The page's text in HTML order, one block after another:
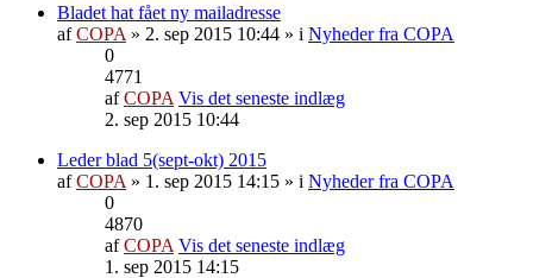
Bladet hat fået ny mailadresse
afCOPA » 2. sep 2015 10:44 » i Nyheder fra COPA
0
4771
afCOPA Vis det seneste indlæg
2. sep 2015 10:44
Leder blad 5(sept-okt) 2015
afCOPA » 1. sep 2015 14:15 » i Nyheder fra COPA
0
4870
afCOPA Vis det seneste indlæg
1. sep 2015 14:15